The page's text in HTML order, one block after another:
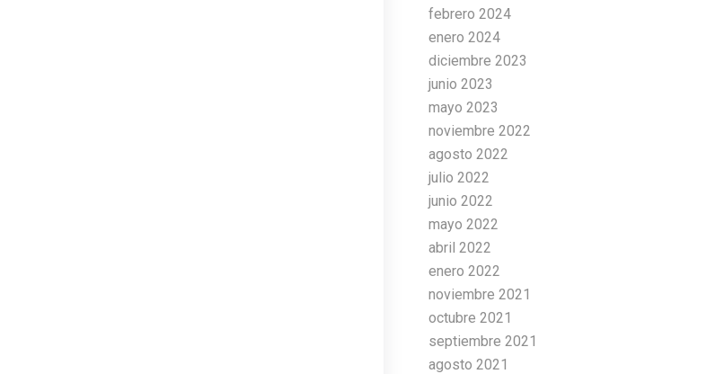
febrero 2024
enero 2024
diciembre 2023
junio 2023
mayo 2023
noviembre 2022
agosto 2022
julio 2022
junio 2022
mayo 2022
abril 2022
enero 2022
noviembre 2021
octubre 2021
septiembre 2021
agosto 2021